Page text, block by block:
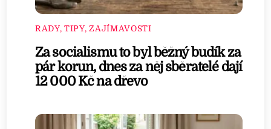
RADY, TIPY, ZAJÍMAVOSTI
Za socialismu to byl běžný budík za
pár korun, dnes za něj sběratelé dají
12 000 Kč na dřevo